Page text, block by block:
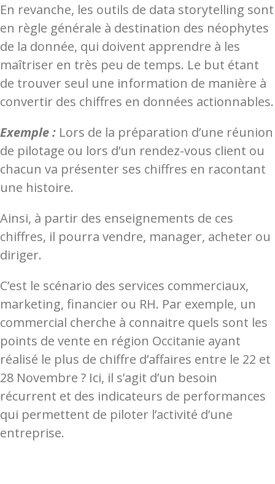
En revanche, les outils de data storytelling sont
en règle générale à destination des néophytes
de la donnée, qui doivent apprendre à les
maîtriser en très peu de temps. Le but étant
de trouver seul une information de manière à
convertir des chiffres en données actionnables.
Exemple : Lors de la préparation d’une réunion
de pilotage ou lors d’un rendez-vous client ou
chacun va présenter ses chiffres en racontant
une histoire.
Ainsi, à partir des enseignements de ces
chiffres, il pourra vendre, manager, acheter ou
diriger.
C’est le scénario des services commerciaux,
marketing, financier ou RH. Par exemple, un
commercial cherche à connaitre quels sont les
points de vente en région Occitanie ayant
réalisé le plus de chiffre d’affaires entre le 22 et
28 Novembre ? Ici, il s’agit d’un besoin
récurrent et des indicateurs de performances
qui permettent de piloter l’activité d’une
entreprise.